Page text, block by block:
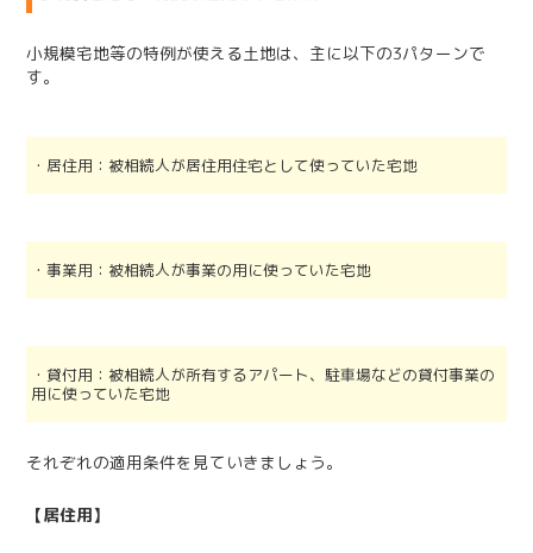
小規模宅地等の特例が使える土地は、主に以下の3パターンで
す。
・居住用：被相続人が居住用住宅として使っていた宅地
・事業用：被相続人が事業の用に使っていた宅地
・貸付用：被相続人が所有するアパート、駐車場などの貸付事業の
用に使っていた宅地
それぞれの適用条件を見ていきましょう。
【居住用】